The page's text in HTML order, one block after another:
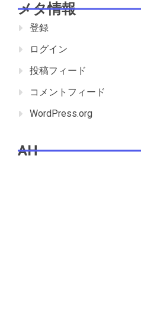
メタ情報
登録
ログイン
投稿フィード
コメントフィード
WordPress.org
AH